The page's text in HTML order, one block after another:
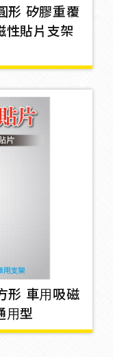
形 矽膠重覆
性貼片支架
形 車用吸磁
用型